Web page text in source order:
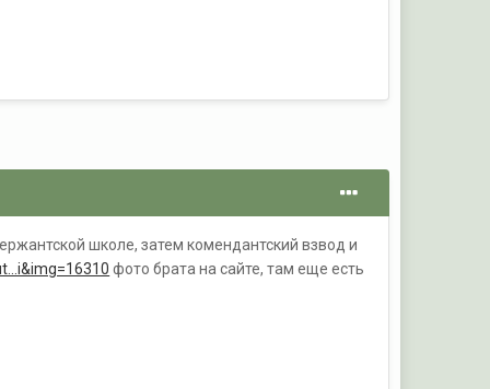
школе, затем комендантский взвод и
фото брата на сайте, там еще есть